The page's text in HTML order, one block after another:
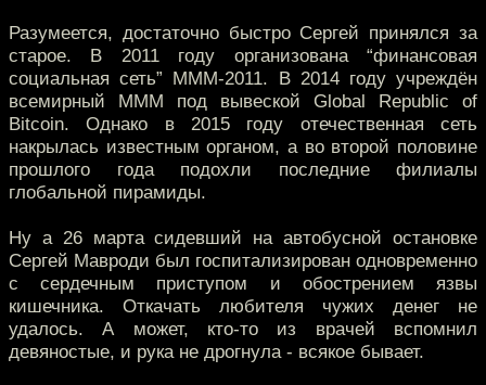
Разумеется, достаточно быстро Сергей принялся за
старое. В 2011 году организована “финансовая
социальная сеть” МММ-2011. В 2014 году учреждён
всемирный МММ под вывеской Global Republic of
Bitcoin. Однако в 2015 году отечественная сеть
накрылась известным органом, а во второй половине
прошлого года подохли последние филиалы
глобальной пирамиды.
Ну а 26 марта сидевший на автобусной остановке
Сергей Мавроди был госпитализирован одновременно
с сердечным приступом и обострением язвы
кишечника. Откачать любителя чужих денег не
удалось. А может, кто-то из врачей вспомнил
девяностые, и рука не дрогнула - всякое бывает.